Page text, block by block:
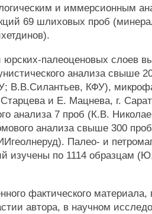
и иммерсионным
69 шлиховых проб
юрских-палеоценовых слоев
анализа свыше
КФУ),
и Е. Мацнева, г.
анализа 7 проб (К.В.
анализа свыше 300 проб
Палео- и
изучены по 1114 образцам
фактического материала,
автора, в научном